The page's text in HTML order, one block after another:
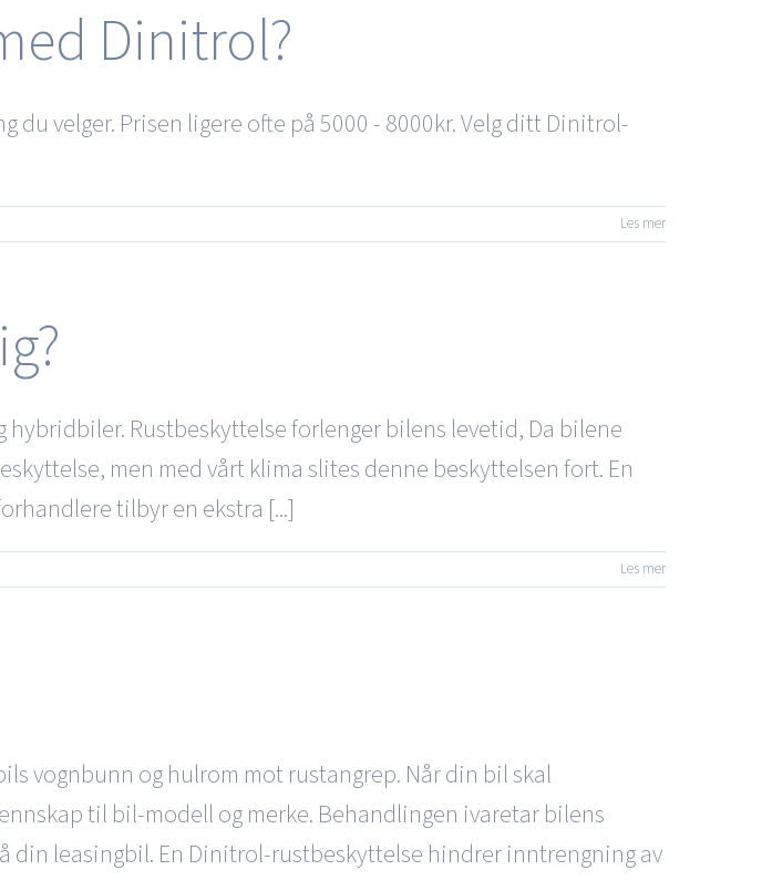
Dinitrol?
velger. Prisen ligere ofte på 5000 - 8000kr. Velg ditt Dinitrol-
Les mer
Rustbeskyttelse forlenger bilens levetid, Da bilene
men med vårt klima slites denne beskyttelsen fort. En
tilbyr en ekstra [...]
Les mer
vognbunn og hulrom mot rustangrep. Når din bil skal
til bil-modell og merke. Behandlingen ivaretar bilens
din leasingbil. En Dinitrol-rustbeskyttelse hindrer inntrengning av